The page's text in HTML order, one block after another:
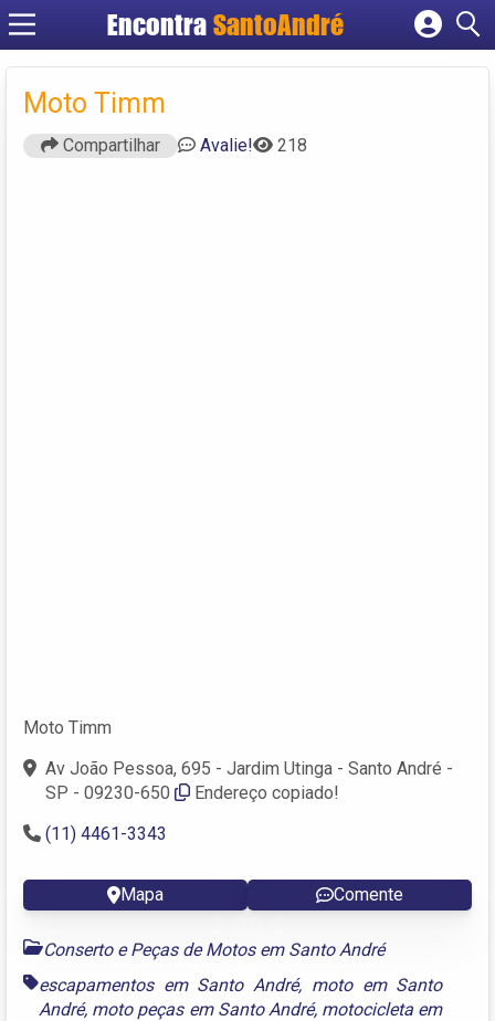
Encontra SantoAndré
Cadastrar empresa
Moto Timm
Compartilhar Avalie! 218
Moto Timm
Av João Pessoa, 695 - Jardim Utinga - Santo André -
SP - 09230-650
Endereço copiado!
(11) 4461-3343
Mapa Comente
Conserto e Peças de Motos em Santo André
escapamentos em Santo André, moto em Santo
André, moto peças em Santo André, motocicleta em